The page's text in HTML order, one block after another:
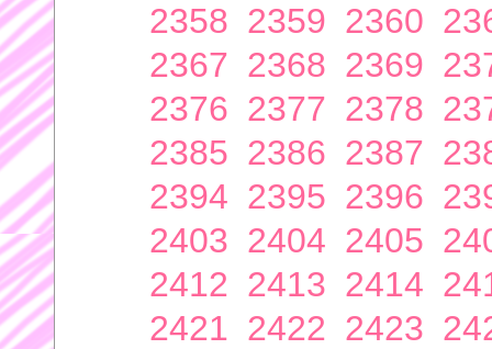
2358 2359 2360
2367 2368 2369
2376 2377 2378
2385 2386 2387
2394 2395 2396
2403 2404 2405
2412 2413 2414
2421 2422 2423